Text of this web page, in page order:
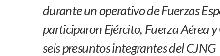
En PV Encabezan
Pancho López; En La Mira
Cae El “R1”, Presunto
Muere Manolo Solo, Actor
durante un operativo de Fuerzas
participaron Ejército, Fuerza Aérea
seis presuntos integrantes del CJNG